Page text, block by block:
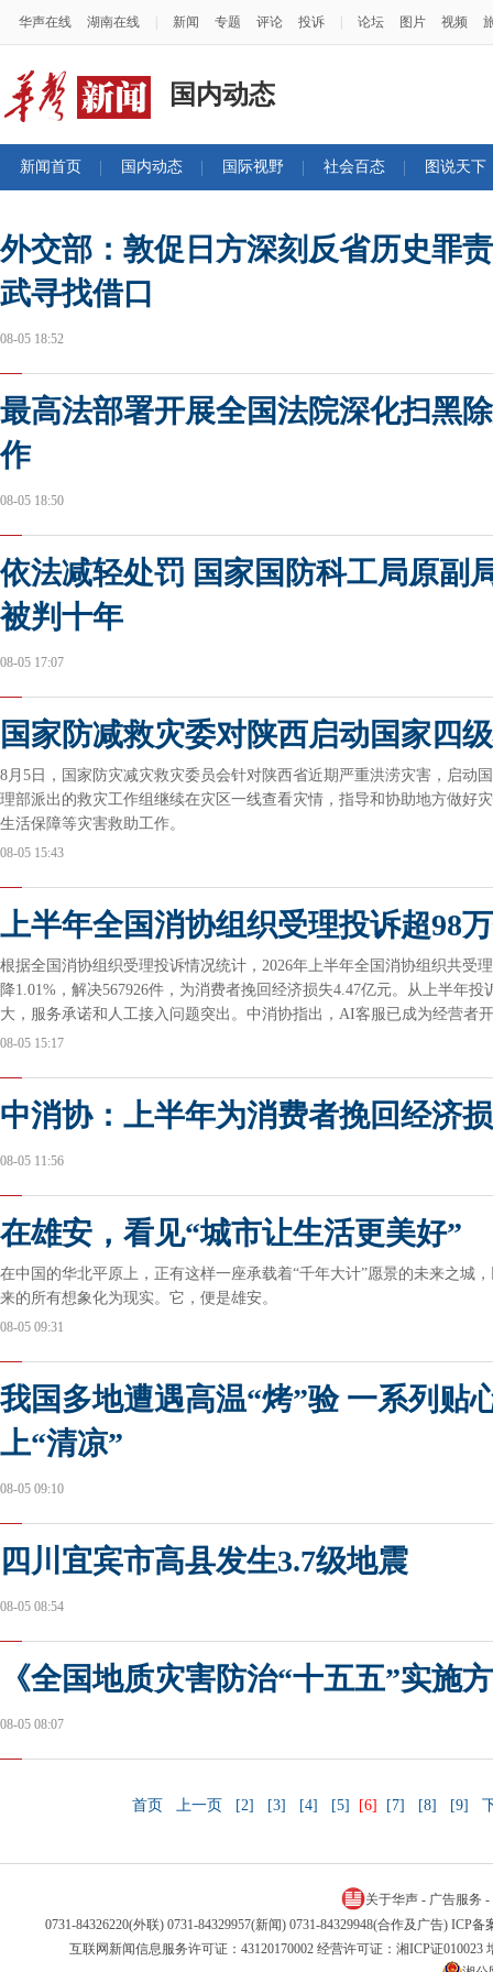
华声在线 湖南在线 新闻 专题 评论 投诉 论坛 图片 视频
国内动态
新闻首页 国内动态 国际视野 社会百态 图说天下
外交部：敦促日方深刻反省历史罪
武寻找借口
08-05 18:52
最高法部署开展全国法院深化扫黑
作
08-05 18:50
依法减轻处罚 国家国防科工局原副
被判十年
08-05 17:07
国家防减救灾委对陕西启动国家四
8月5日，国家防灾减灾救灾委员会针对陕西省近期严重洪涝灾害，启动
理部派出的救灾工作组继续在灾区一线查看灾情，指导和协助地方做好
生活保障等灾害救助工作。
08-05 15:43
上半年全国消协组织受理投诉超98
根据全国消协组织受理投诉情况统计，2026年上半年全国消协组织共受
降1.01%，解决567926件，为消费者挽回经济损失4.47亿元。从上半年
大，服务承诺和人工接入问题突出。中消协指出，AI客服已成为经营者
宣传、售后服务的重要工具。上半年，首饰类投诉量仍然较大。中消协
08-05 15:17
中消协：上半年为消费者挽回经济
08-05 11:56
在雄安，看见“城市让生活更美好”
在中国的华北平原上，正有这样一座承载着“千年大计”愿景的未来之城
来的所有想象化为现实。它，便是雄安。
08-05 09:31
我国多地遭遇高温“烤”验 一系列贴
上“清凉”
08-05 09:10
四川宜宾市高县发生3.7级地震
08-05 08:54
《全国地质灾害防治“十五五”实施
08-05 08:07
首页 上一页 [2] [3] [4] [5] [6] [7] [8] [9]
关于华声 - 广告服务 -
0731-84326220(外联) 0731-84329957(新闻) 0731-84329948(合作及广告) ICP备
互联网新闻信息服务许可证：43120170002 经营许可证：湘ICP证